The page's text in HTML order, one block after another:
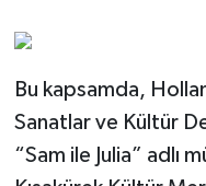
Bu kapsamda,
Sanatlar ve Kültür
“Sam ile Julia” adlı